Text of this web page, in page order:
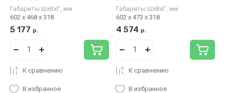
Габариты ШхВхГ, мм
602 х 468 х 318
5 177 р.
К сравнению
В избранное
Габариты ШхВхГ, мм
602 х 473 х 318
4 574 р.
К сравнению
В избранное